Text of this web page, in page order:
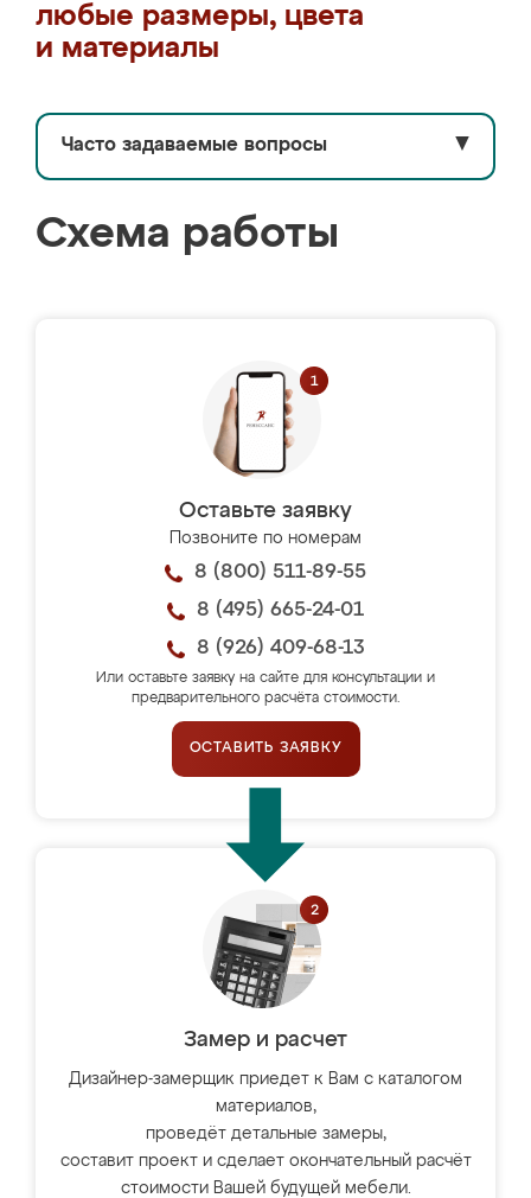
любые размеры, цвета
и материалы
Часто задаваемые вопросы ▼
Схема работы
Оставьте заявку
Позвоните по номерам
8 (800) 511-89-55
8 (495) 665-24-01
8 (926) 409-68-13
Или оставьте заявку на сайте для консультации и
предварительного расчёта стоимости.
ОСТАВИТЬ ЗАЯВКУ
Замер и расчет
Дизайнер-замерщик приедет к Вам с каталогом
материалов,
проведёт детальные замеры,
составит проект и сделает окончательный расчёт
стоимости Вашей будущей мебели.